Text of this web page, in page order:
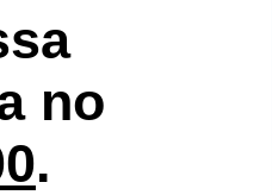
no
.